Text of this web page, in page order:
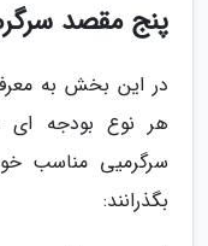
پنج مقصد
در این بخش به
هر نوع بودجه ای
سرگرمیی مناسب
بگذرانند: